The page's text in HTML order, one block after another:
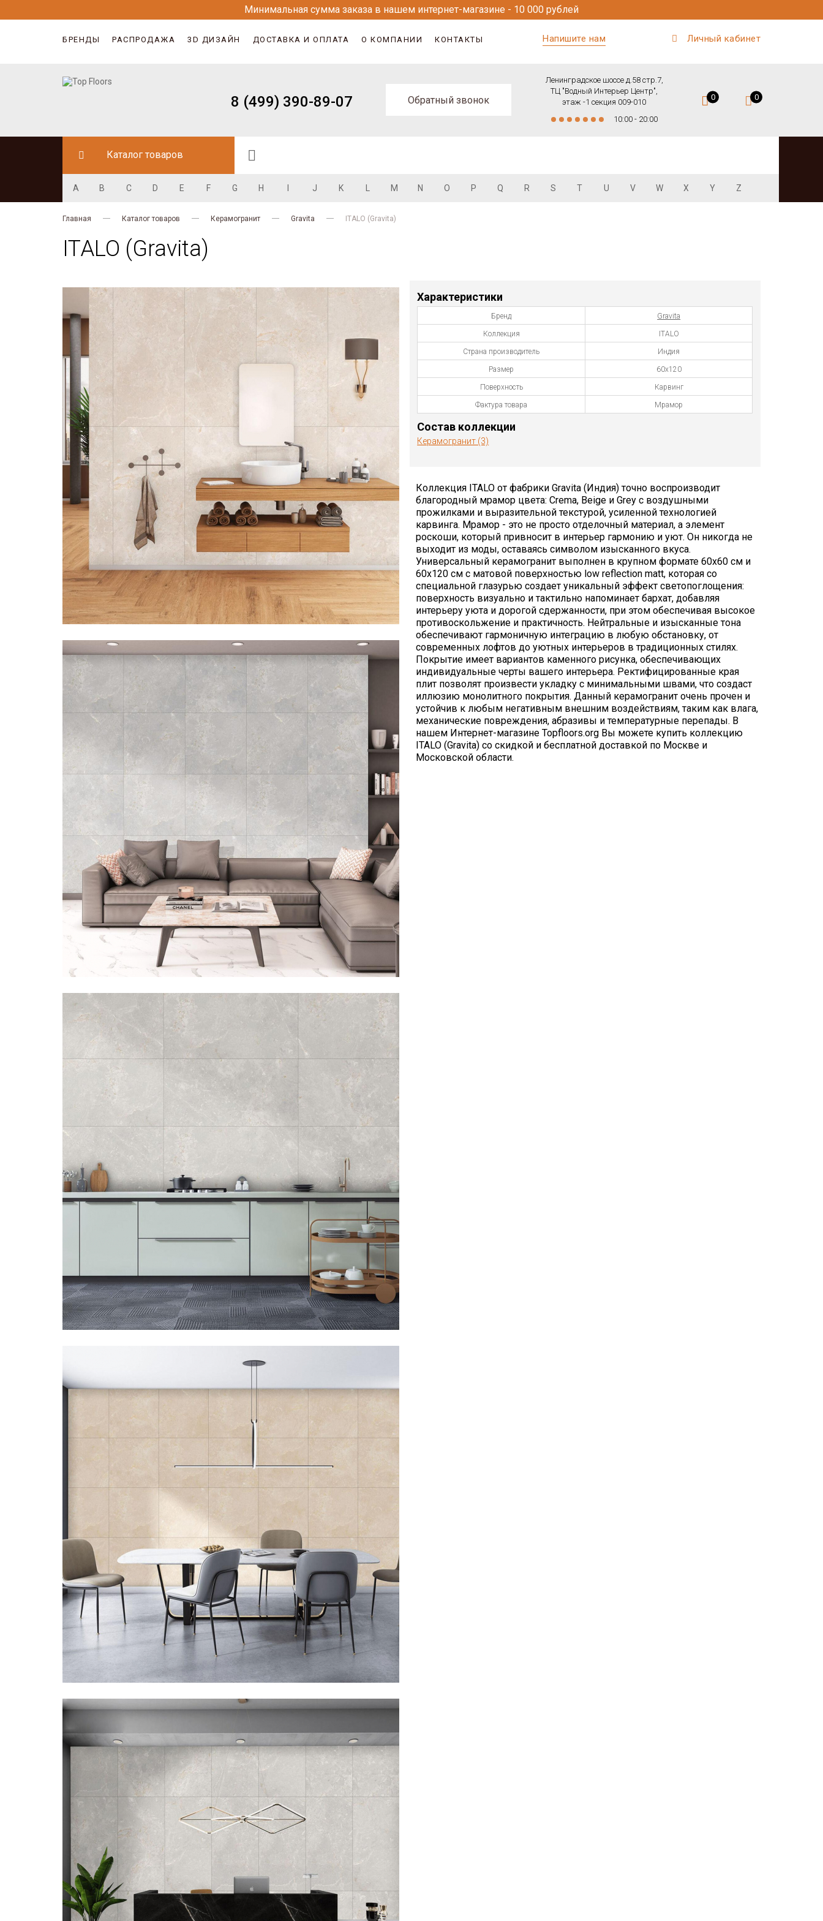
Минимальная сумма заказа в нашем интернет-магазине - 10 000 рублей
БРЕНДЫ РАСПРОДАЖА 3D ДИЗАЙН ДОСТАВКА И ОПЛАТА О КОМПАНИИ КОНТАКТЫ Напишите нам Личный кабинет
8 (499) 390-89-07 Обратный звонок
Ленинградское шоссе д.58 стр.7,
ТЦ "Водный Интерьер Центр",
этаж -1 секция 009-010
10:00 - 20:00
0 0
Каталог товаров
A B C D E F G H J K M N O P Q R S T U V W X Y Z
Главная Каталог товаров Керамогранит Gravita ITALO (Gravita)
ITALO (Gravita)
Характеристики
Бренд Gravita
Коллекция ITALO
Страна производитель Индия
Размер 60x120
Поверхность Карвинг
Фактура товара Мрамор
Состав коллекции
Керамогранит (3)
Коллекция ITALO от фабрики Gravita (Индия) точно воспроизводит
благородный мрамор цвета: Crema, Beige и Grey с воздушными
прожилками и выразительной текстурой, усиленной технологией
карвинга. Мрамор - это не просто отделочный материал, а элемент
роскоши, который привносит в интерьер гармонию и уют. Он никогда не
выходит из моды, оставаясь символом изысканного вкуса.
Универсальный керамогранит выполнен в крупном формате 60х60 см и
60х120 см с матовой поверхностью low reflection matt, которая со
специальной глазурью создает уникальный эффект светопоглощения:
поверхность визуально и тактильно напоминает бархат, добавляя
интерьеру уюта и дорогой сдержанности, при этом обеспечивая высокое
противоскольжение и практичность. Нейтральные и изысканные тона
обеспечивают гармоничную интеграцию в любую обстановку, от
современных лофтов до уютных интерьеров в традиционных стилях.
Покрытие имеет вариантов каменного рисунка, обеспечивающих
индивидуальные черты вашего интерьера. Ректифицированные края
плит позволят произвести укладку с минимальными швами, что создаст
иллюзию монолитного покрытия. Данный керамогранит очень прочен и
устойчив к любым негативным внешним воздействиям, таким как влага,
механические повреждения, абразивы и температурные перепады. В
нашем Интернет-магазине Topfloors.org Вы можете купить коллекцию
ITALO (Gravita) со скидкой и бесплатной доставкой по Москве и
Московской области.